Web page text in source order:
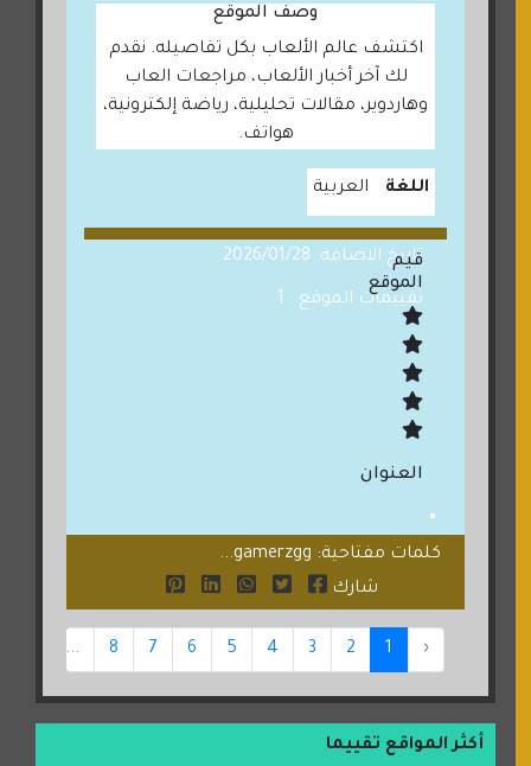
وصف الموقع
اكتشف عالم الألعاب بكل تفاصيله. نقدم
لك آخر أخبار الألعاب، مراجعات العاب
وهاردوير، مقالات تحليلية، رياضة إلكترونية،
هواتف.
اللغة العربية
تاريخ الاضافة: 2026/01/28
تقييمات الموقع : 1
قيم
الموقع
العنوان
كلمات مفتاحية: gamerzgg...
شارك
‹
1
2
3
4
5
6
7
8
...
أكثر المواقع تقييما